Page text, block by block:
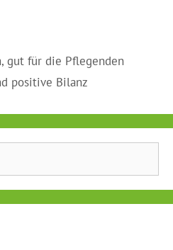
gut für die Pflegenden
positive Bilanz